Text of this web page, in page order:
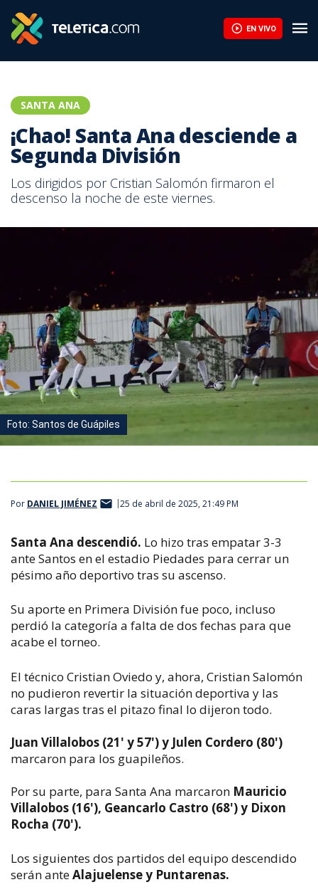
EN VIVO
SANTA ANA
¡Chao! Santa Ana desciende a
Segunda División
Los dirigidos por Cristian Salomón firmaron el
descenso la noche de este viernes.
Foto: Santos de Guápiles
Por DANIEL JIMÉNEZ 25 de abril de 2025, 21:49 PM
Santa Ana descendió. Lo hizo tras empatar 3-3
ante Santos en el estadio Piedades para cerrar un
pésimo año deportivo tras su ascenso.
Su aporte en Primera División fue poco, incluso
perdió la categoría a falta de dos fechas para que
acabe el torneo.
El técnico Cristian Oviedo y, ahora, Cristian Salomón
no pudieron revertir la situación deportiva y las
caras largas tras el pitazo final lo dijeron todo.
Juan Villalobos (21' y 57') y Julen Cordero (80')
marcaron para los guapileños.
Por su parte, para Santa Ana marcaron Mauricio
Villalobos (16'), Geancarlo Castro (68') y Dixon
Rocha (70').
Los siguientes dos partidos del equipo descendido
serán anteAlajuelense y Puntarenas.